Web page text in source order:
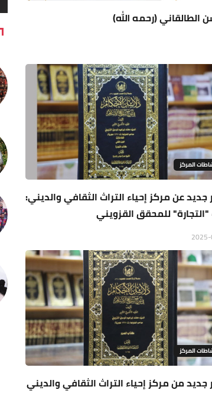
(رحمه الله)
المركز
جديد عن مركز إحياء التراث الثقافي والديني:
للمحقق القزويني
المركز
جديد من مركز إحياء التراث الثقافي والديني